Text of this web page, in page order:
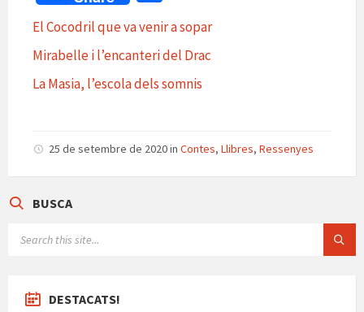
at
sA
p
p
b
o
o
k
gr
a
m
ky
o
m
p
ar
ix
El Cocodril que va venir a sopar
Mirabelle i l’encanteri del Drac
La Masia, l’escola dels somnis
25 de setembre de 2020in Contes, Llibres, Ressenyes
BUSCA
DESTACATS!